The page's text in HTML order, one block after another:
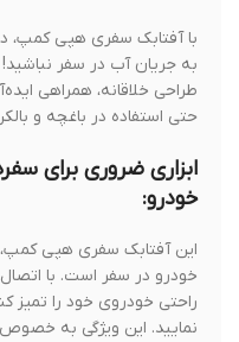
با آفتابک سفری هپی کمپ، دیگر
به جریان آب در سفر نباشید!
طراحی خلاقانه، همراهی ایده‌آل
حتی استفاده در باغچه و بالکن
ابزاری ضروری برای
خودرو:
این آفتابک سفری هپی کمپ،
خودرو در سفر است. با اتصال
راحتی خودروی خود را تمیز
نمایید. این ویژگی به خصوص